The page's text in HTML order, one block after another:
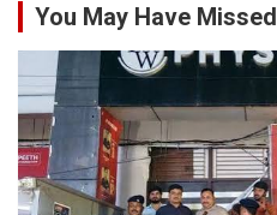
You May Have Missed